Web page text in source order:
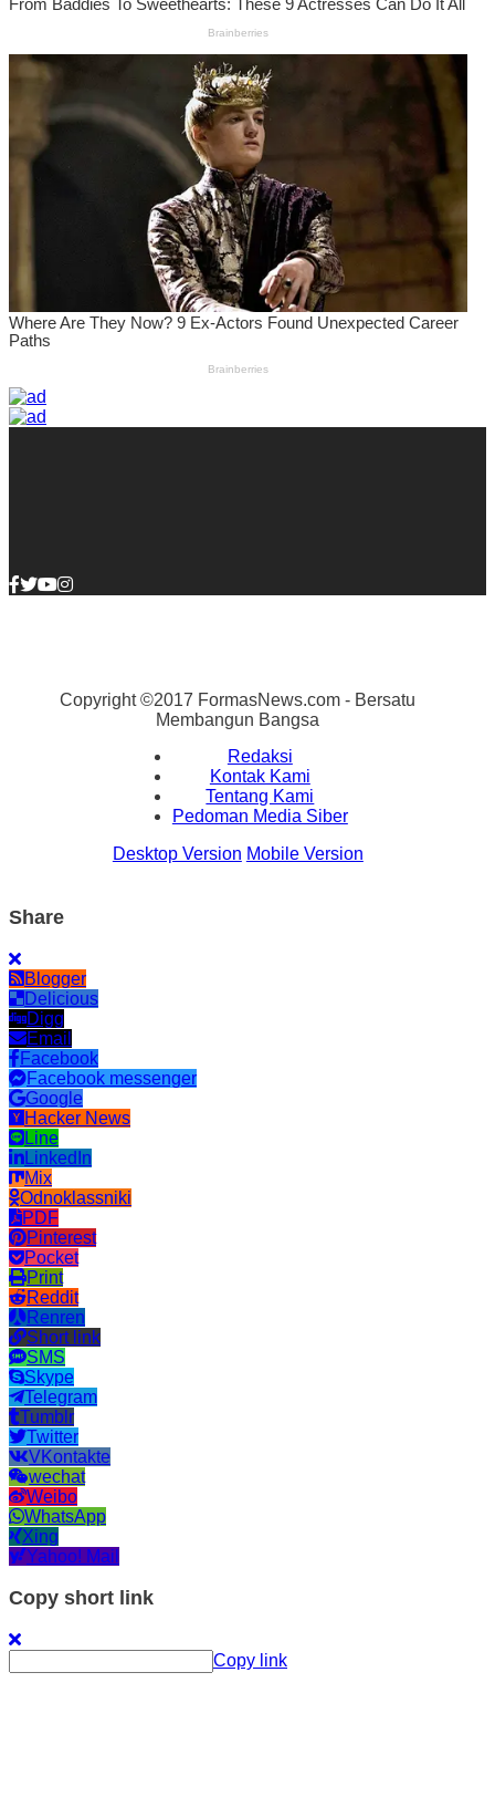
Copyright ©2017 FormasNews.com - Bersatu
Membangun Bangsa
Redaksi
Kontak Kami
Tentang Kami
Pedoman Media Siber
Desktop Version Mobile Version
Share
Blogger
Delicious
Digg
Email
Facebook
Facebook messenger
Google
Hacker News
Line
LinkedIn
Mix
Odnoklassniki
PDF
Pinterest
Pocket
Print
Reddit
Renren
Short link
SMS
Skype
Telegram
Tumblr
Twitter
VKontakte
wechat
Weibo
WhatsApp
Xing
Yahoo! Mail
Copy short link
Copy link